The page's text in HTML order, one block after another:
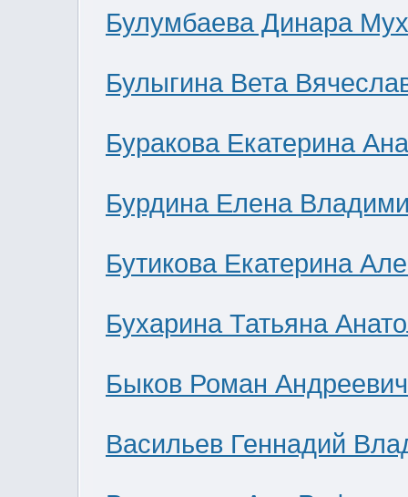
Булумбаева Динара
Булыгина Вета
Буракова Екатерина
Бурдина Елена
Бутикова Екатерина
Бухарина Татьяна
Быков Роман Андреевич
Васильев Геннадий